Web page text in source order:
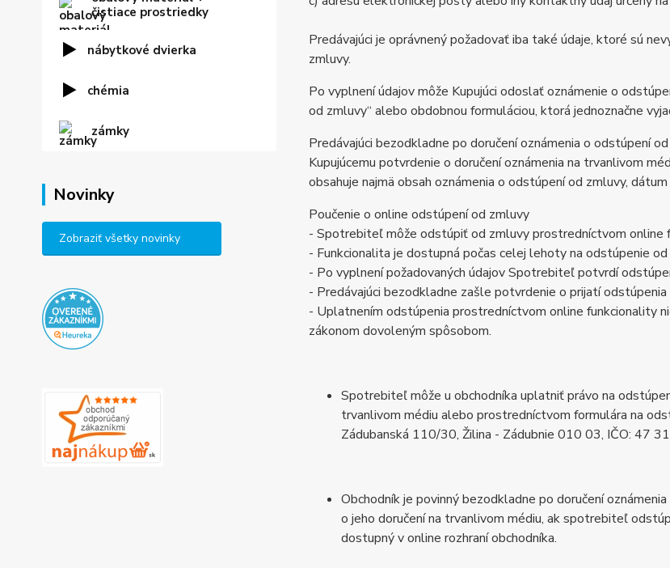
čistiace prostriedky
nábytkové dvierka
chémia
zámky
Novinky
Zobraziť všetky novinky
Predávajúci je oprávnený požadovať iba také údaje, ktoré sú
zmluvy.
Po vyplnení údajov môže Kupujúci odoslať oznámenie o
od zmluvy“ alebo obdobnou formuláciou, ktorá jednoznačne
Predávajúci bezodkladne po doručení oznámenia o odstúpení
Kupujúcemu potvrdenie o doručení oznámenia na trvanlivom
obsahuje najmä obsah oznámenia o odstúpení od zmluvy,
Poučenie o online odstúpení od zmluvy
- Spotrebiteľ môže odstúpiť od zmluvy prostredníctvom online
- Funkcionalita je dostupná počas celej lehoty na odstúpenie od
- Po vyplnení požadovaných údajov Spotrebiteľ potvrdí
- Predávajúci bezodkladne zašle potvrdenie o prijatí
- Uplatnením odstúpenia prostredníctvom online funkcionality
zákonom dovoleným spôsobom.
Spotrebiteľ môže u obchodníka uplatniť právo na
trvanlivom médiu alebo prostredníctvom formulára na
Zádubanská 110/30, Žilina - Zádubnie 010 03, IČO: 47
Obchodník je povinný bezodkladne po doručení
o jeho doručení na trvanlivom médiu, ak spotrebiteľ
dostupný v online rozhraní obchodníka.